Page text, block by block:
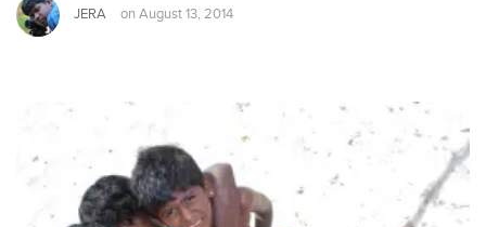
JERA on August 13, 2014